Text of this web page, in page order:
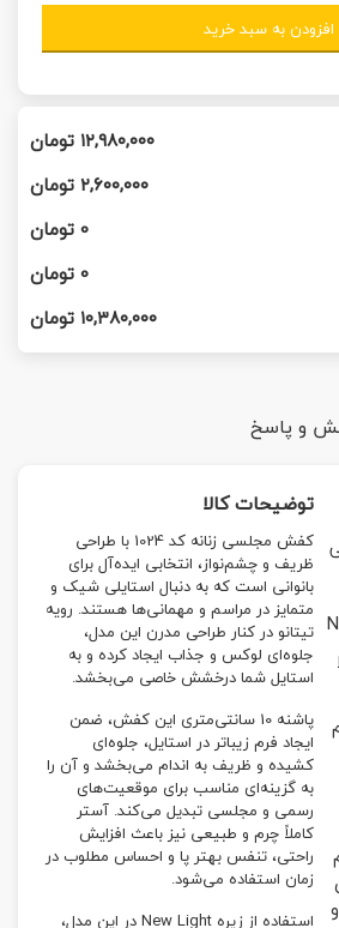
افزودن به سبد خرید
۱۲,۹۸۰,۰۰۰ تومان
۲,۶۰۰,۰۰۰تومان
0تومان
0تومان
۱۰,۳۸۰,۰۰۰ تومان
و پاسخ
توضیحات کالا
کفش مجلسی زنانه کد 1024 با طراحی
ظریف و چشم‌نواز، انتخابی ایده‌آل برای
بانوانی است که به دنبال استایلی شیک و
متمایز در مراسم و مهمانی‌ها هستند. رویه
تیتانو در کنار طراحی مدرن این مدل،
جلوه‌ای لوکس و جذاب ایجاد کرده و به
استایل شما درخشش خاصی می‌بخشد.
پاشنه 10 سانتی‌متری این کفش، ضمن
ایجاد فرم زیباتر در استایل، جلوه‌ای
کشیده و ظریف به اندام می‌بخشد و آن را
به گزینه‌ای مناسب برای موقعیت‌های
رسمی و مجلسی تبدیل می‌کند. آستر
کاملاً چرم و طبیعی نیز باعث افزایش
راحتی، تنفس بهتر پا و احساس مطلوب در
زمان استفاده می‌شود.
استفاده از زیره New Light در این مدل،